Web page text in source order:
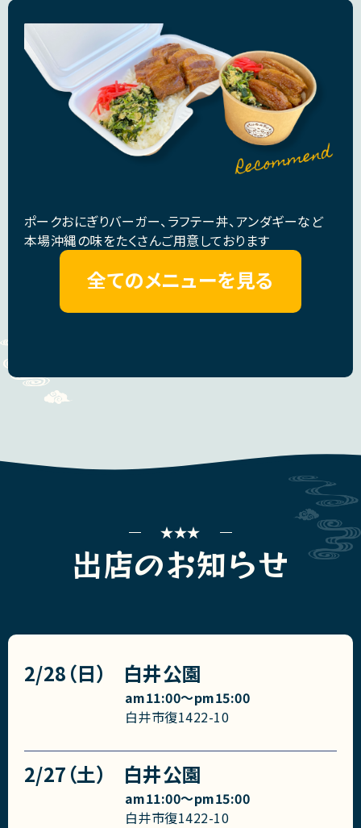
ポークおにぎりバーガー、ラフテー丼、アンダギーなど
本場沖縄の味をたくさんご用意しております
全てのメニューを見る
出店のお知らせ
2/28（日） 白井公園
am11:00〜pm15:00
白井市復1422-10
2/27（土） 白井公園
am11:00〜pm15:00
白井市復1422-10